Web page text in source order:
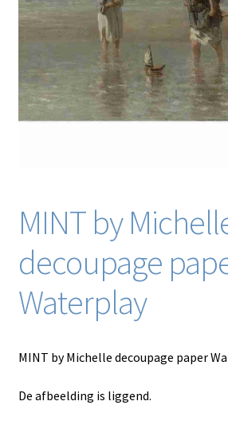
Contact
MINT by
decoupage
Waterplay
MINT by Michelle decoupage paper
De afbeelding is liggend.